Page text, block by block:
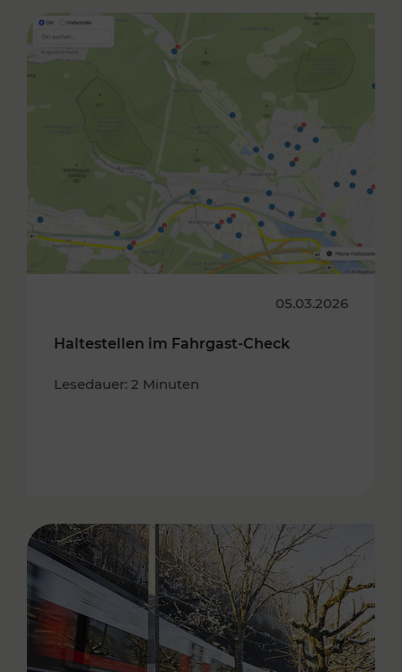
05.03.2026
Haltestellen im Fahrgast-Check
Lesedauer: 2 Minuten